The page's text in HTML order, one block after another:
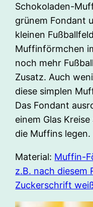
Schokoladen-
grünem Fondant
kleinen
Muffinförmchen
noch mehr
Zusatz. Auch
diese simplen
Das Fondant
einem Glas
die Muffins legen.
Material: Muffin-
z.B. nach diesem
Zuckerschrift